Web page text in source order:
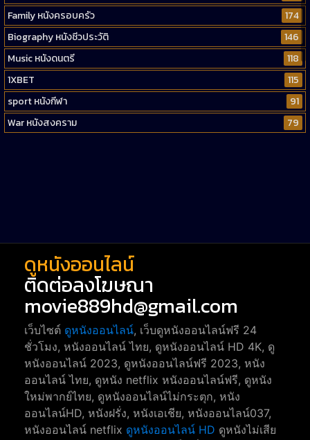
Family หนังครอบครัว
174
Biography หนังชีวประวัติ
146
Music หนังดนตรี
118
1XBET
115
sport หนังกีฬา
91
War หนังสงคราม
79
ดูหนังออนไลน์
ติดต่อลงโฆษณา
movie889hd@gmail.com
เว็บไซต์ ดูหนังออนไลน์, เว็บดูหนังออนไลน์ฟรี 24
ชั่วโมง, หนังออนไลน์ ไทย, ดูหนังออนไลน์ HD 4K, ดู
หนังออนไลน์ 2023, ดูหนังออนไลน์ฟรี 2023, หนัง
ออนไลน์ ไทย, ดูหนัง netflix หนังออนไลน์ฟรี, ดูหนัง
ใหม่พากย์ไทย, ดูหนังออนไลน์ไม่กระตุก, หนัง
ออนไลน์HD, หนังฝรั่ง, หนังเอเชีย, หนังออนไลน์037,
หนังออนไลน์ netflix ดูหนังออนไลน์ HD ดูหนังไม่เสีย